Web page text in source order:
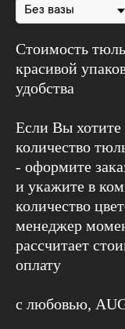
Стоимость
красивой
удобства
Если Вы хотите
количество
- оформите
и укажите в
количество
менеджер
рассчитает
оплату
с любовью,